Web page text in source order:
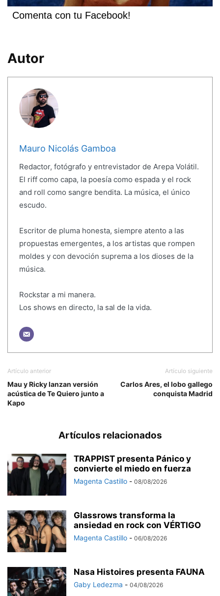
Comenta con tu Facebook!
Autor
Mauro Nicolás Gamboa
Redactor, fotógrafo y entrevistador de Arepa Volátil.
El riff como capa, la poesía como espada y el rock
and roll como sangre bendita. La música, el único
escudo.
Escritor de pluma honesta, siempre atento a las
propuestas emergentes, a los artistas que rompen
moldes y con devoción suprema a los dioses de la
música.
Rockstar a mi manera.
Los shows en directo, la sal de la vida.
Artículo anterior
Mau y Ricky lanzan versión
acústica de Te Quiero junto a
Kapo
Artículo siguiente
Carlos Ares, el lobo gallego
conquista Madrid
Artículos relacionados
TRAPPIST presenta Pánico y
convierte el miedo en fuerza
Magenta Castillo - 08/08/2026
Glassrows transforma la
ansiedad en rock con VÉRTIGO
Magenta Castillo - 06/08/2026
Nasa Histoires presenta FAUNA
Gaby Ledezma - 04/08/2026